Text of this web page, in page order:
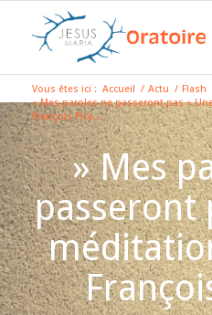
Vous êtes ici : Accueil / Actu / Flash
« Mes paroles ne passeront pas »
François Pica...
» Mes
passeront